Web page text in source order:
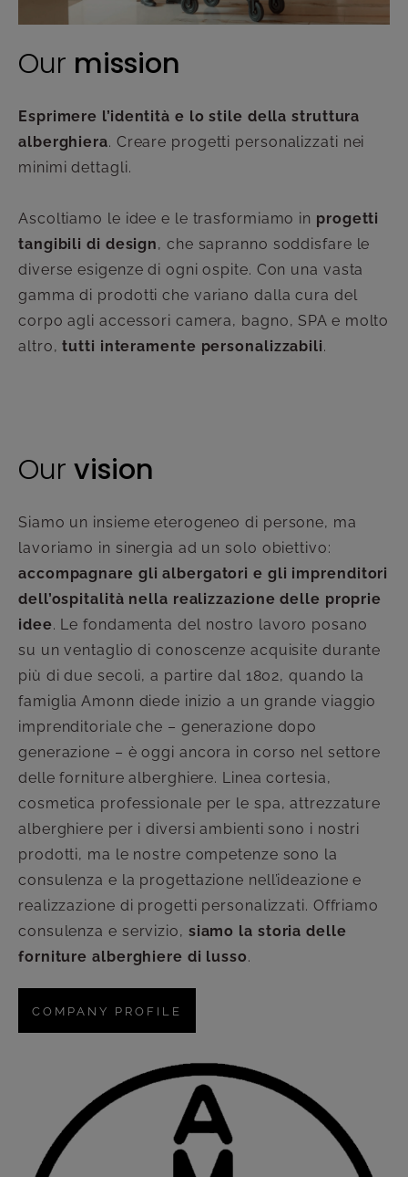
Our mission
Esprimere l’identità e lo stile della struttura
alberghiera. Creare progetti personalizzati nei
minimi dettagli.
Ascoltiamo le idee e le trasformiamo in progetti
tangibili di design, che sapranno soddisfare le
diverse esigenze di ogni ospite. Con una vasta
gamma di prodotti che variano dalla cura del
corpo agli accessori camera, bagno, SPA e molto
altro,tutti interamente personalizzabili.
Our vision
Siamo un insieme eterogeneo di persone, ma
lavoriamo in sinergia ad un solo obiettivo:
accompagnare gli albergatori e gli imprenditori
dell’ospitalità nella realizzazione delle proprie
idee. Le fondamenta del nostro lavoro posano
su un ventaglio di conoscenze acquisite durante
più di due secoli, a partire dal 1802, quando la
famiglia Amonn diede inizio a un grande viaggio
imprenditoriale che – generazione dopo
generazione – è oggi ancora in corso nel settore
delle forniture alberghiere. Linea cortesia,
cosmetica professionale per le spa, attrezzature
alberghiere per i diversi ambienti sono i nostri
prodotti, ma le nostre competenze sono la
consulenza e la progettazione nell’ideazione e
realizzazione di progetti personalizzati. Offriamo
consulenza e servizio, siamo la storia delle
forniture alberghiere di lusso.
COMPANY PROFILE